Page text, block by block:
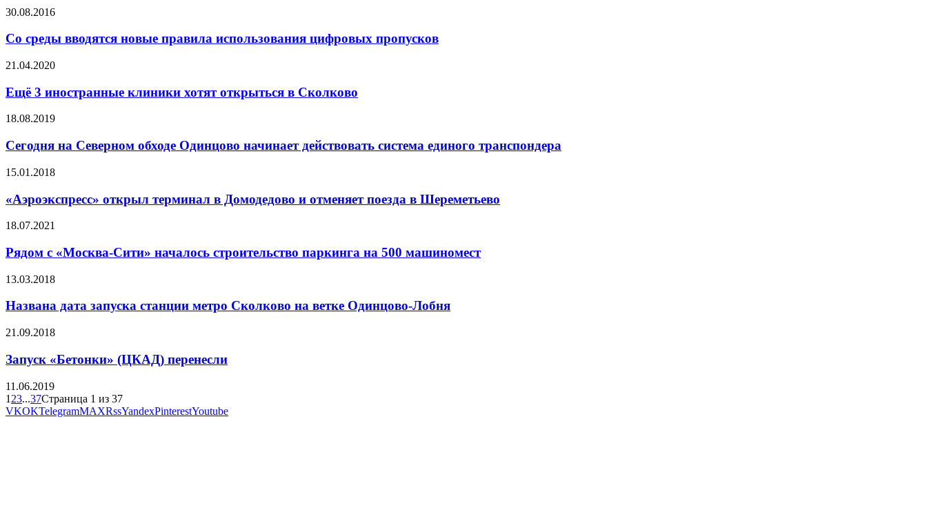
30.08.2016
Со среды вводятся новые правила использования цифровых пропусков
21.04.2020
Ещё 3 иностранные клиники хотят открыться в Сколково
18.08.2019
Сегодня на Северном обходе Одинцово начинает действовать система единого транспондера
15.01.2018
«Аэроэкспресс» открыл терминал в Домодедово и отменяет поезда в Шереметьево
18.07.2021
Рядом с «Москва-Сити» началось строительство паркинга на 500 машиномест
13.03.2018
Названа дата запуска станции метро Сколково на ветке Одинцово-Лобня
21.09.2018
Запуск «Бетонки» (ЦКАД) перенесли
11.06.2019
1 23...37Страница 1 из 37
VKOKTelegramMAXRssYandexPinterestYoutube